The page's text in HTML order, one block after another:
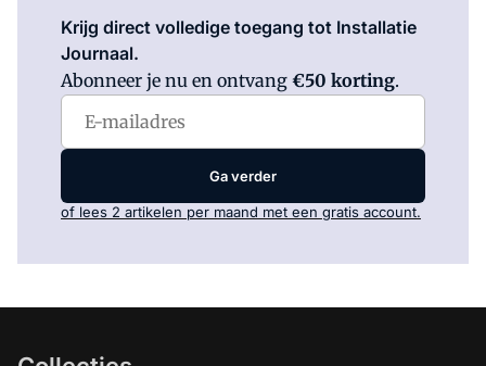
Krijg direct volledige toegang tot Installatie
Journaal.
Abonneer je nu en ontvang €50 korting.
Ga verder
of lees 2 artikelen per maand met een gratis account.